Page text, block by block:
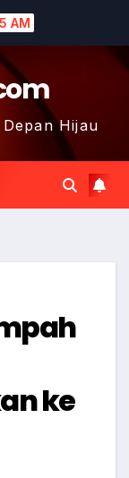
AM
Hijau
ke